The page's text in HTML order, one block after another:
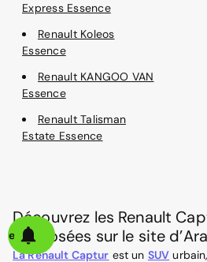
Express Essence
Renault Koleos
Essence
Renault KANGOO VAN
Essence
Renault Talisman
Estate Essence
Découvrez les Renault
proposées sur le site
La Renault Captur est un SUV